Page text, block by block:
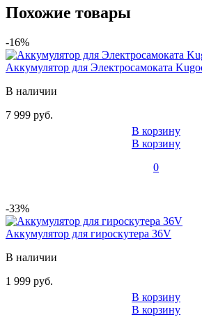
Похожие товары
-16%
Аккумулятор для Электросамоката
В наличии
7 999 руб.
В корзину
В корзину
0
-33%
Аккумулятор для гироскутера 36V
В наличии
1 999 руб.
В корзину
В корзину